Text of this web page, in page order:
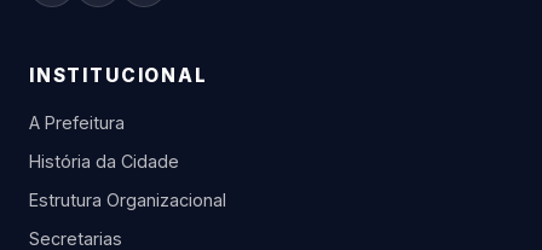
INSTITUCIONAL
A Prefeitura
História da Cidade
Estrutura Organizacional
Secretarias